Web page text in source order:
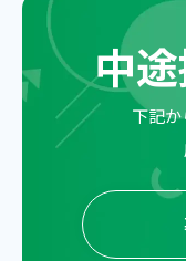
中
下記